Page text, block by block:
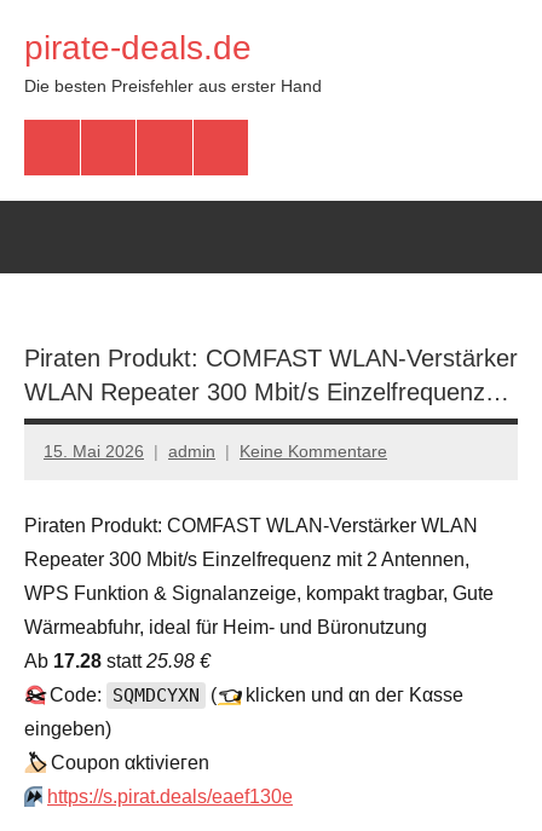
Inhalt
springen
pirate-deals.de
Die besten Preisfehler aus erster Hand
Piraten Produkt: COMFAST WLAN-Verstärker
WLAN Repeater 300 Mbit/s Einzelfrequenz…
15. Mai 2026 admin Keine Kommentare
Piraten Produkt: COMFAST WLAN-Verstärker WLAN
Repeater 300 Mbit/s Einzelfrequenz mit 2 Antennen,
WPS Funktion & Signalanzeige, kompakt tragbar, Gute
Wärmeabfuhr, ideal für Heim- und Büronutzung
Аb 17.28 statt25.98 €
✂️Code: SQMDCYXN (👈klicken und αn dег Kαssе
еingеbеn)
🏷Сοuрοn αktiviегеn
⏩️ https://s.pirat.deals/eaef130e